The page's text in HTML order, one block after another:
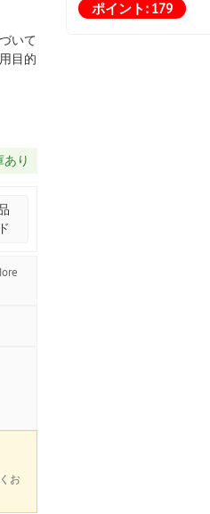
いて
目的
あり
お
ポイント: 179